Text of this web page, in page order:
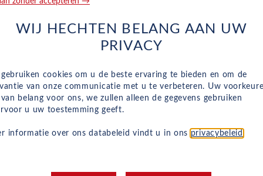
WIJ HECHTEN BELANG AAN UW
PRIVACY
cookies om u de beste ervaring te bieden en om de
van onze communicatie met u te verbeteren. Uw
belang voor ons, we zullen alleen de gegevens gebruiken
u uw toestemming geeft.
informatie over ons databeleid vindt u in ons privacybeleid